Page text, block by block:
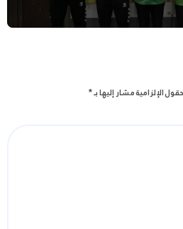
الإلزامية مشار إليها بـ*